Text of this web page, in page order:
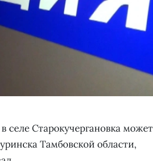
Старокучергановка может
Тамбовской области,